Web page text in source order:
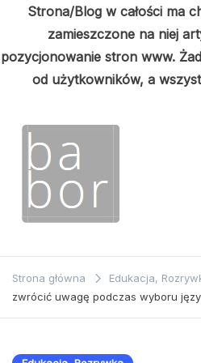
Strona/Blog w całości ma
zamieszczone na niej
pozycjonowanie stron www.
od użytkowników, a
treści
Babor
Strona główna Edukacja,
zwrócić uwagę podczas wyboru